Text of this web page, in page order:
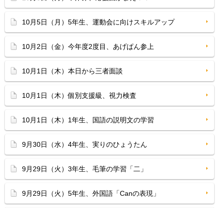
10月5日（月）5年生、運動会に向けスキルアップ
10月2日（金）今年度2度目、あげぱん参上
10月1日（木）本日から三者面談
10月1日（木）個別支援級、視力検査
10月1日（木）1年生、国語の説明文の学習
9月30日（水）4年生、実りのひょうたん
9月29日（火）3年生、毛筆の学習「二」
9月29日（火）5年生、外国語「Canの表現」